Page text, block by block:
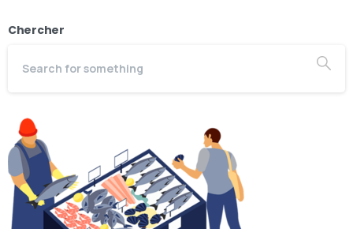
Chercher